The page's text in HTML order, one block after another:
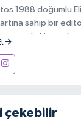
1988 doğumlu Elif
sahip bir
yapmak, kitap
çekebilir